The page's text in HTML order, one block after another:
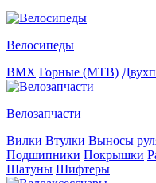
Велосипеды
BMX Горные (MTB)
Велозапчасти
Вилки Втулки Выносы
Подшипники Покрышки
Шатуны Шифтеры